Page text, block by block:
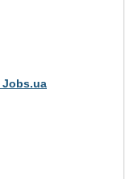
Jobs.ua